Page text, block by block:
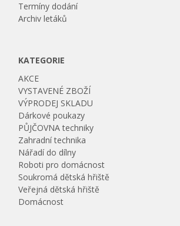
Termíny dodání
Archiv letáků
KATEGORIE
AKCE
VYSTAVENÉ ZBOŽÍ
VÝPRODEJ SKLADU
Dárkové poukazy
PŮJČOVNA techniky
Zahradní technika
Nářadí do dílny
Roboti pro domácnost
Soukromá dětská hřiště
Veřejná dětská hřiště
Domácnost